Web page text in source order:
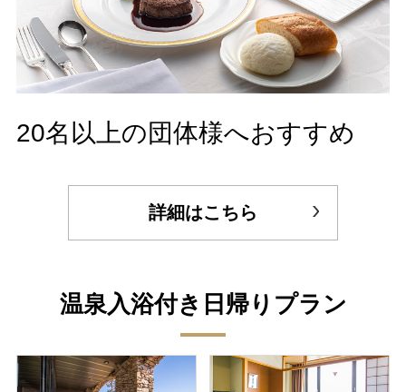
20名以上の団体様へおすすめ
詳細はこちら
温泉入浴付き日帰りプラン